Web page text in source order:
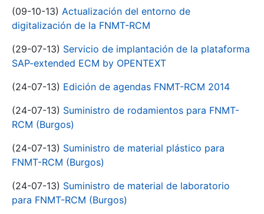
(09-10-13) Actualización del entorno de
digitalización de la FNMT-RCM
(29-07-13) Servicio de implantación de la plataforma
SAP-extended ECM by OPENTEXT
(24-07-13) Edición de agendas FNMT-RCM 2014
(24-07-13) Suministro de rodamientos para FNMT-
RCM (Burgos)
(24-07-13) Suministro de material plástico para
FNMT-RCM (Burgos)
(24-07-13) Suministro de material de laboratorio
para FNMT-RCM (Burgos)